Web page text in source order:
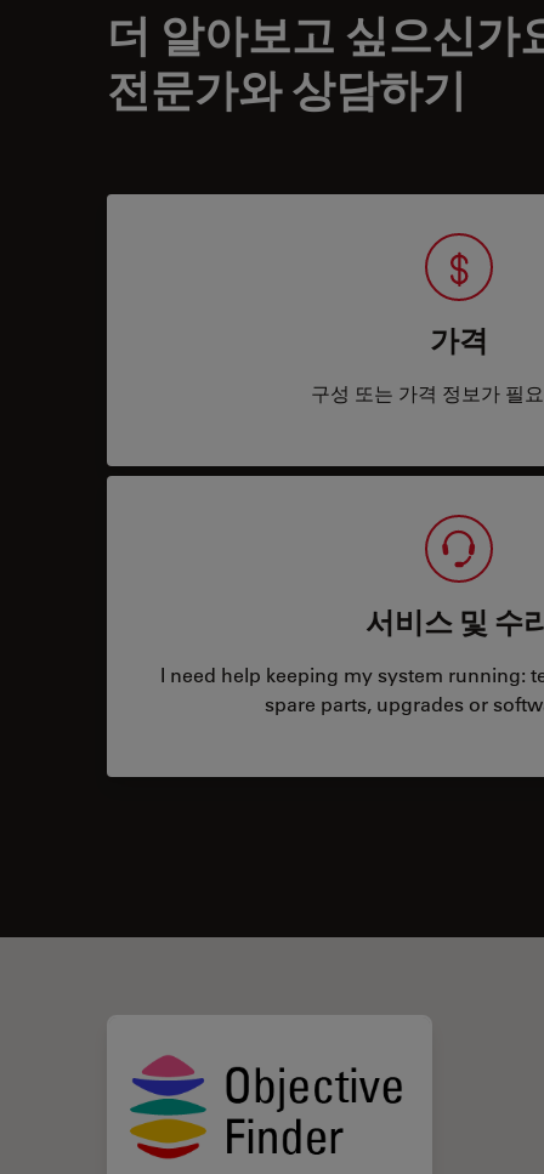
더 알아보고 싶으신가
전문가와 상담하기
가격
구성 또는 가격 정보가 필
서비스 및 수
I need help keeping my system running:
spare parts, upgrades or